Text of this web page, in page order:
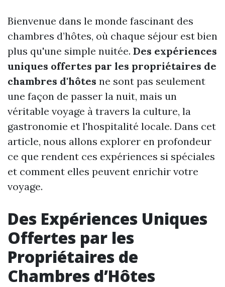
Bienvenue dans le monde fascinant des
chambres d’hôtes, où chaque séjour est bien
plus qu'une simple nuitée. Des expériences
uniques offertes par les propriétaires de
chambres d'hôtes ne sont pas seulement
une façon de passer la nuit, mais un
véritable voyage à travers la culture, la
gastronomie et l'hospitalité locale. Dans cet
article, nous allons explorer en profondeur
ce que rendent ces expériences si spéciales
et comment elles peuvent enrichir votre
voyage.
Des Expériences Uniques
Offertes par les
Propriétaires de
Chambres d’Hôtes